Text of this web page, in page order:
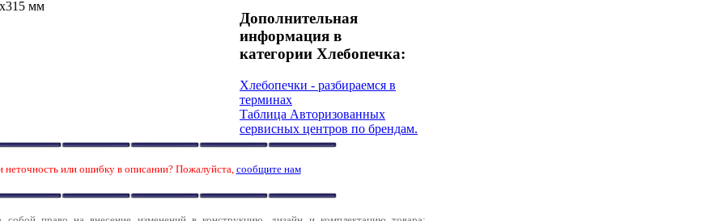
Дополнительная
информация в
категории Хлебопечка:
Хлебопечки - разбираемся в
терминах
Таблица Авторизованных
сервисных центров по брендам.
мм
неточность или ошибку в описании? Пожалуйста, сообщите нам